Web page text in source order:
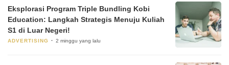
Eksplorasi Program Triple Bundling Kobi
Education: Langkah Strategis Menuju Kuliah
S1 di Luar Negeri!
ADVERTISING 2 minggu yang lalu